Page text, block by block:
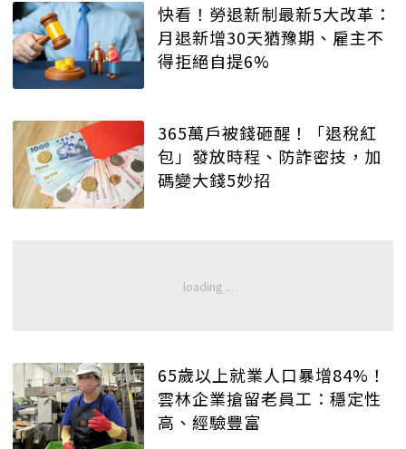
快看！勞退新制最新5大改革：
月退新增30天猶豫期、雇主不
得拒絕自提6%
365萬戶被錢砸醒！「退稅紅
包」發放時程、防詐密技，加
碼變大錢5妙招
65歲以上就業人口暴增84%！
雲林企業搶留老員工：穩定性
高、經驗豐富